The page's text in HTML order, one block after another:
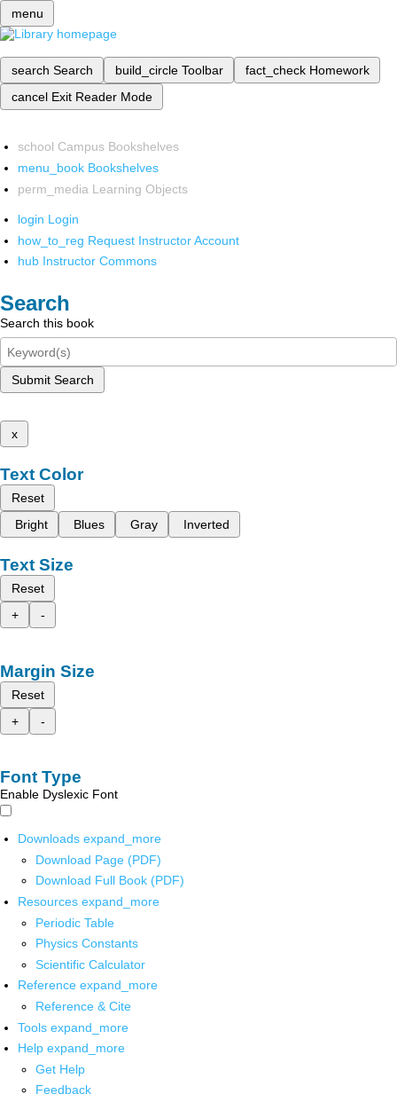
menu
search Search build_circle Toolbar fact_check Homework
cancel Exit Reader Mode
school Campus Bookshelves
menu_book Bookshelves
perm_media Learning Objects
login Login
how_to_reg Request Instructor Account
hub Instructor Commons
Search
Search this book
Submit Search
x
Text Color
Reset
Bright
Blues Gray Inverted
Text Size
Reset
+
-
Margin Size
Reset
+
-
Font Type
Enable Dyslexic Font
Downloads expand_more
Download Page (PDF)
Download Full Book (PDF)
Resources expand_more
Periodic Table
Physics Constants
Scientific Calculator
Reference expand_more
Reference & Cite
Tools expand_more
Help expand_more
Get Help
Feedback